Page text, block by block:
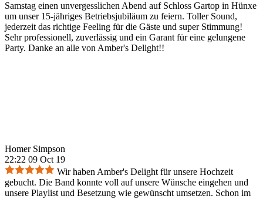
Samstag einen unvergesslichen Abend auf Schloss Gartop in Hünxe
um unser 15-jähriges Betriebsjubiläum zu feiern. Toller Sound,
jederzeit das richtige Feeling für die Gäste und super Stimmung!
Sehr professionell, zuverlässig und ein Garant für eine gelungene
Party. Danke an alle von Amber's Delight!!
Homer Simpson
22:22 09 Oct 19
Wir haben Amber's Delight für unsere Hochzeit
gebucht. Die Band konnte voll auf unsere Wünsche eingehen und
unsere Playlist und Besetzung wie gewünscht umsetzen. Schon im